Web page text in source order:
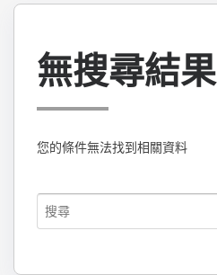
無搜尋結果
您的條件無法找到相關資料